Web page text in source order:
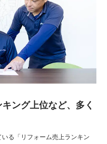
ング上位など、多く
る「リフォーム売上ランキン